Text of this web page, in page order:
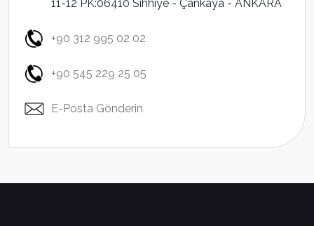
11-12 PK:06410 Sıhhiye - Çankaya - ANKARA
+90 312 995 02 02
+90 545 229 25 05
E-Posta Gönderin